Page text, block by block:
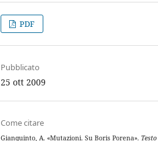
PDF
Pubblicato
25 ott 2009
Come citare
Gianquinto, A. «Mutazioni. Su Boris Porena». Testo